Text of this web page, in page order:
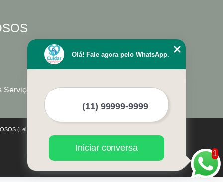
Serviços
(Lei 9610 de 19/02/1998)
1
Olá! Fale agora pelo WhatsApp.
Iniciar conversa